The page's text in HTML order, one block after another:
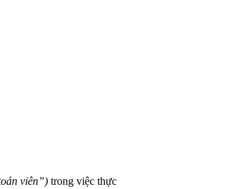
viên”) trong việc thực